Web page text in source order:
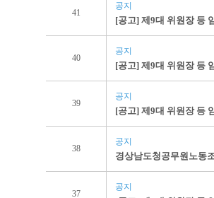
41
공지
[공고] 제9대 위원장 등
40
공지
[공고] 제9대 위원장 등
39
공지
[공고] 제9대 위원장 등
38
공지
경상남도청공무원노동
37
공지